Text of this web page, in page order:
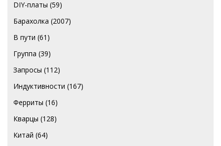
DIY-платы (59)
Барахолка (2007)
В пути (61)
Группа (39)
Запросы (112)
Индуктивности (167)
Ферриты (16)
Кварцы (128)
Китай (64)